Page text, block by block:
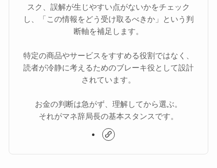
スク、誤解が生じやすい点がないかをチェック
し、「この情報をどう受け取るべきか」という判
断軸を補足します。
特定の商品やサービスをすすめる役割ではなく、
読者が冷静に考えるためのブレーキ役として設計
されています。
お金の判断は急がず、理解してから選ぶ。
それがマネ辞局長の基本スタンスです。